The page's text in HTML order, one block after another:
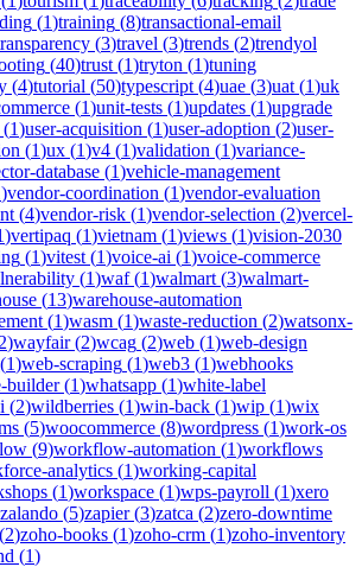
(1)training (8)transactional-email
(3)travel (3)trends (2)trendyol
(40)trust (1)tryton (1)tuning
(4)tutorial (50)typescript (4)uae (3)uat (1)uk
(1)unit-tests (1)updates (1)upgrade
(1)user-acquisition (1)user-adoption (2)user-
(1)ux (1)v4 (1)validation (1)variance-
database (1)vehicle-management
)vendor-coordination (1)vendor-evaluation
(4)vendor-risk (1)vendor-selection (2)vercel-
)vertipaq (1)vietnam (1)views (1)vision-2030
(1)vitest (1)voice-ai (1)voice-commerce
(1)waf(1)walmart (3)walmart-
(13)warehouse-automation
(1)wasm (1)waste-reduction (2)watsonx-
2)wayfair(2)wcag (2)web (1)web-design
(1)web-scraping (1)web3 (1)webhooks
builder(1)whatsapp (1)white-label
(2)wildberries (1)win-back (1)wip (1)wix
(5)woocommerce (8)wordpress (1)work-os
(9)workflow-automation (1)workflows
analytics (1)working-capital
(1)workspace (1)wps-payroll (1)xero
zalando (5)zapier(3)zatca (2)zero-downtime
(2)zoho-books (1)zoho-crm (1)zoho-inventory
(1)